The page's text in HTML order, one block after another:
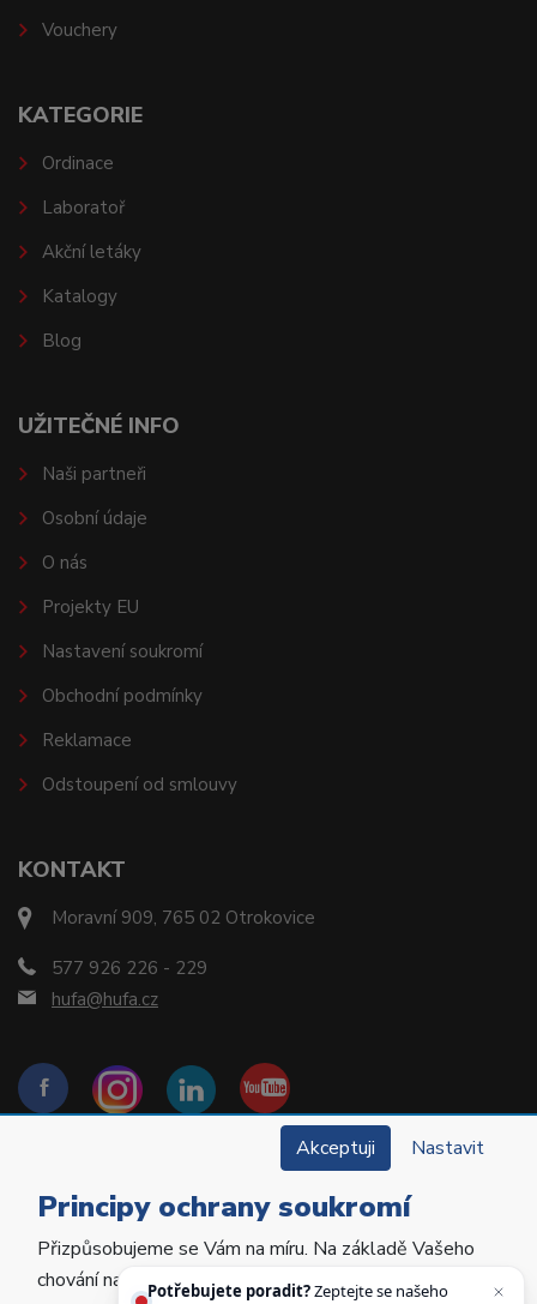
KONTAKT
Moravní 909, 765 02 Otrokovice
577 926 226 - 229
hufa@hufa.cz
Vouchery
KATEGORIE
Ordinace
Laboratoř
Akční letáky
Katalogy
Blog
UŽITEČNÉ INFO
Naši partneři
Osobní údaje
O nás
Projekty EU
Nastavení soukromí
Obchodní podmínky
Reklamace
Odstoupení od smlouvy
Copyright © 2022 Hu-Fa Dental a.s. Všechna práva
vyhrazena.
Akceptuji Nastavit
Principy ochrany soukromí
Přizpůsobujeme se Vám na míru. Na základě Vašeho
chování na webu personalizujeme jeho obsah a
Potřebujete poradit?Zeptejte se našeho